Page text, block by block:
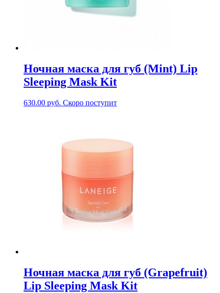
Ночная маска для губ (Mint) Lip
Sleeping Mask Kit
630.00 руб. Скоро поступит
Ночная маска для губ (Grapefruit)
Lip Sleeping Mask Kit